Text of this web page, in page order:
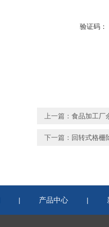
验证码：
上一篇： 食品加工厂
下一篇： 回转式格栅
| 产品中心 |